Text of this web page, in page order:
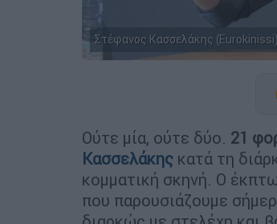
Στέφανος Κασσελάκης
Ούτε μία, ούτε δύο. 21
Κασσελάκης κατά τη
κομματική σκηνή. Ο
που παρουσιάζουμε